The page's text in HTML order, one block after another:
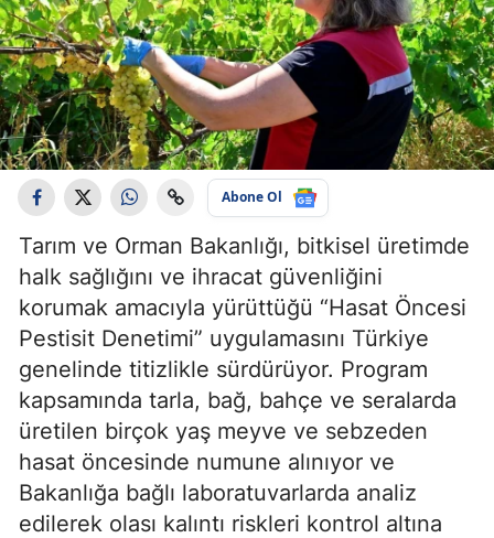
Abone Ol
Tarım ve Orman Bakanlığı, bitkisel üretimde
halk sağlığını ve ihracat güvenliğini
korumak amacıyla yürüttüğü “Hasat Öncesi
Pestisit Denetimi” uygulamasını Türkiye
genelinde titizlikle sürdürüyor. Program
kapsamında tarla, bağ, bahçe ve seralarda
üretilen birçok yaş meyve ve sebzeden
hasat öncesinde numune alınıyor ve
Bakanlığa bağlı laboratuvarlarda analiz
edilerek olası kalıntı riskleri kontrol altına